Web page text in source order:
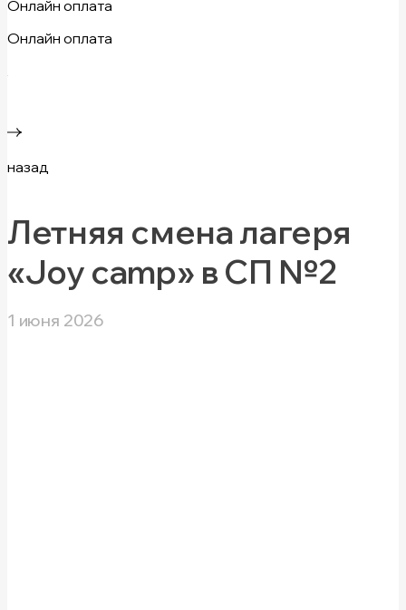
Онлайн оплата
Онлайн оплата
назад
Летняя смена лагеря
«Joy camp» в СП №2
1 июня 2026